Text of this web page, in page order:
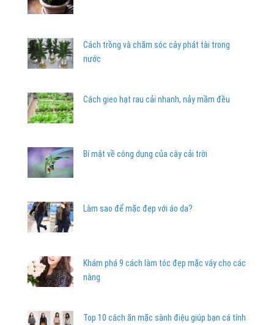
Cách trồng và chăm sóc cây phát tài trong
nước
Cách gieo hạt rau cải nhanh, nảy mầm đều
Bí mật về công dụng của cây cải trời
Làm sao để mặc đẹp với áo da?
Khám phá 9 cách làm tóc đẹp mặc váy cho các
nàng
Top 10 cách ăn mặc sành điệu giúp bạn cá tính